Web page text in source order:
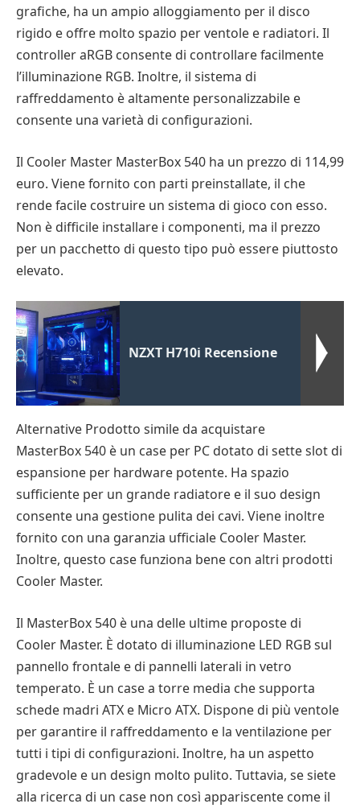
grafiche, ha un ampio alloggiamento per il disco
rigido e offre molto spazio per ventole e radiatori. Il
controller aRGB consente di controllare facilmente
l’illuminazione RGB. Inoltre, il sistema di
raffreddamento è altamente personalizzabile e
consente una varietà di configurazioni.
Il Cooler Master MasterBox 540 ha un prezzo di 114,99
euro. Viene fornito con parti preinstallate, il che
rende facile costruire un sistema di gioco con esso.
Non è difficile installare i componenti, ma il prezzo
per un pacchetto di questo tipo può essere piuttosto
elevato.
NZXT H710i Recensione
Alternative Prodotto simile da acquistare
MasterBox 540 è un case per PC dotato di sette slot di
espansione per hardware potente. Ha spazio
sufficiente per un grande radiatore e il suo design
consente una gestione pulita dei cavi. Viene inoltre
fornito con una garanzia ufficiale Cooler Master.
Inoltre, questo case funziona bene con altri prodotti
Cooler Master.
Il MasterBox 540 è una delle ultime proposte di
Cooler Master. È dotato di illuminazione LED RGB sul
pannello frontale e di pannelli laterali in vetro
temperato. È un case a torre media che supporta
schede madri ATX e Micro ATX. Dispone di più ventole
per garantire il raffreddamento e la ventilazione per
tutti i tipi di configurazioni. Inoltre, ha un aspetto
gradevole e un design molto pulito. Tuttavia, se siete
alla ricerca di un case non così appariscente come il